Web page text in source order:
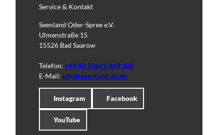
Service & Kontakt
Seenland Oder-Spree e.V.
Ulmenstraße 15
15526 Bad Saarow
Telefon: +49 (0) 33631-868 100
E-Mail: info@seenland-os.de
Instagram Facebook
YouTube